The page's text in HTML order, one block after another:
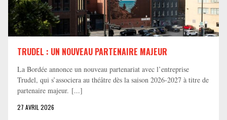
TRUDEL : UN NOUVEAU PARTENAIRE MAJEUR
La Bordée annonce un nouveau partenariat avec l’entreprise
Trudel, qui s’associera au théâtre dès la saison 2026-2027 à titre de
partenaire majeur. [...]
27 AVRIL 2026